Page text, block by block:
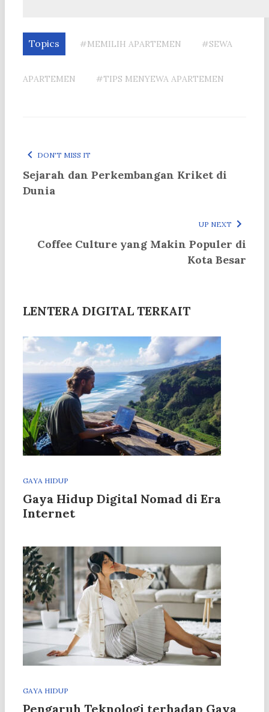
Topics #MEMILIH APARTEMEN #SEWA
APARTEMEN #TIPS MENYEWA APARTEMEN
DON'T MISS IT
Sejarah dan Perkembangan Kriket di
Dunia
UP NEXT
Coffee Culture yang Makin Populer di
Kota Besar
LENTERA DIGITAL TERKAIT
GAYA HIDUP
Gaya Hidup Digital Nomad di Era
Internet
GAYA HIDUP
Pengaruh Teknologi terhadap Gaya